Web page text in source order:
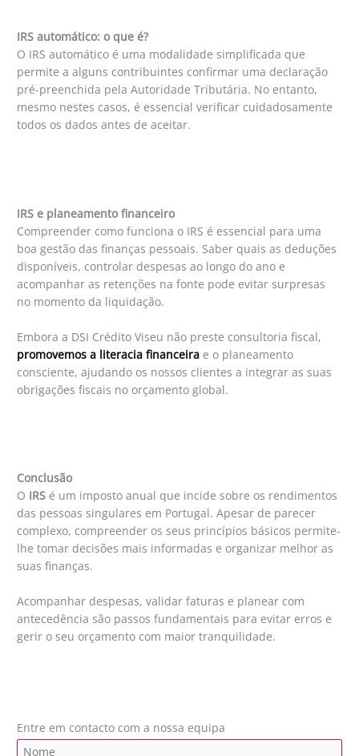
IRS automático: o que é?
O IRS automático é uma modalidade simplificada que
permite a alguns contribuintes confirmar uma declaração
pré-preenchida pela Autoridade Tributária. No entanto,
mesmo nestes casos, é essencial verificar cuidadosamente
todos os dados antes de aceitar.
IRS e planeamento financeiro
Compreender como funciona o IRS é essencial para uma
boa gestão das finanças pessoais. Saber quais as deduções
disponíveis, controlar despesas ao longo do ano e
acompanhar as retenções na fonte pode evitar surpresas
no momento da liquidação.
Embora a DSI Crédito Viseu não preste consultoria fiscal,
promovemos a literacia financeira e o planeamento
consciente, ajudando os nossos clientes a integrar as suas
obrigações fiscais no orçamento global.
Conclusão
O IRS é um imposto anual que incide sobre os rendimentos
das pessoas singulares em Portugal. Apesar de parecer
complexo, compreender os seus princípios básicos permite-
lhe tomar decisões mais informadas e organizar melhor as
suas finanças.
Acompanhar despesas, validar faturas e planear com
antecedência são passos fundamentais para evitar erros e
gerir o seu orçamento com maior tranquilidade.
Entre em contacto com a nossa equipa
N